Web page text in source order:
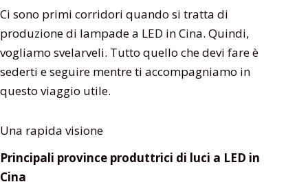
Ci sono primi corridori quando si tratta di
produzione di lampade a LED in Cina. Quindi,
vogliamo svelarveli. Tutto quello che devi fare è
sederti e seguire mentre ti accompagniamo in
questo viaggio utile.
Una rapida visione
Principali province produttrici di luci a LED in
Cina